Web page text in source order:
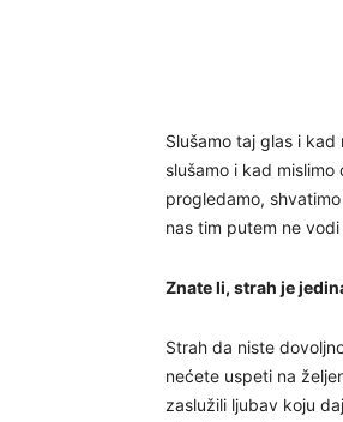
Slušamo taj glas i
slušamo i kad
progledamo,
nas tim putem ne vodi
Znate li, strah je
Strah da niste
nećete uspeti na
zaslužili ljubav koju